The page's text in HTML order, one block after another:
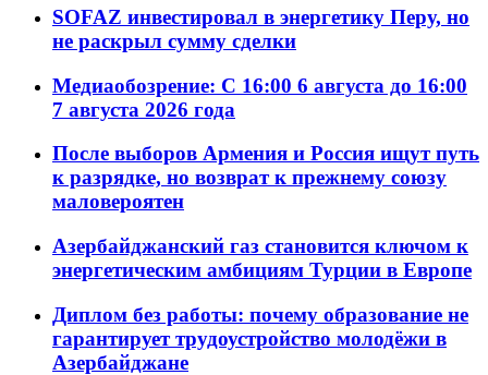
SOFAZ инвестировал в энергетику Перу, но
не раскрыл сумму сделки
Медиаобозрение: С 16:00 6 августа до 16:00
7 августа 2026 года
После выборов Армения и Россия ищут путь
к разрядке, но возврат к прежнему союзу
маловероятен
Азербайджанский газ становится ключом к
энергетическим амбициям Турции в Европе
Диплом без работы: почему образование не
гарантирует трудоустройство молодёжи в
Азербайджане